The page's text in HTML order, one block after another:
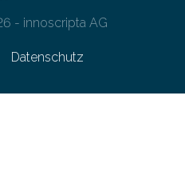
- innoscripta AG
Datenschutz